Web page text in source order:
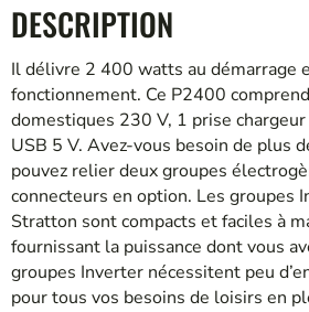
DESCRIPTION
Il délivre 2 400 watts au démarrage
fonctionnement. Ce P2400
domestiques 230 V, 1 prise
USB 5 V. Avez-vous besoin de plus
pouvez relier deux groupes
connecteurs en option. Les groupes
Stratton sont compacts et faciles à
fournissant la puissance dont vous
groupes Inverter nécessitent peu
pour tous vos besoins de loisirs en